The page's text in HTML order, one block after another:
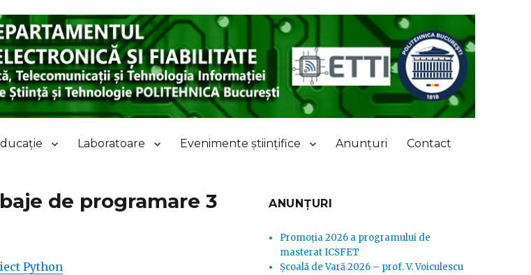
și Fiabilitate
Laboratoare Evenimente științifice Anunțuri Contact
de programare 3
Python
ANUNȚURI
Promoția 2026 a programului de
masterat ICSFET
Școală de Vară 2026 – prof. V. Voiculescu